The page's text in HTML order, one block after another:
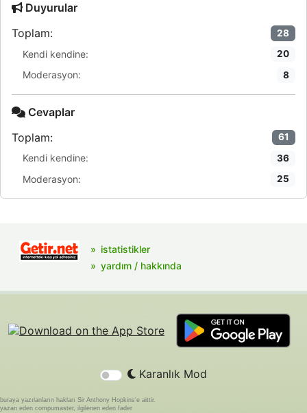
Duyurular
Toplam:
28
Kendi kendine: 20
Moderasyon: 8
Cevaplar
Toplam:
61
Kendi kendine: 36
Moderasyon: 25
istatistikler
yardım / hakkında
Karanlık Mod
buraya yazılanların hakları Sir Anthony Hopkins'e aittir.
yazan eden compumaster, ilgilenen eden fader